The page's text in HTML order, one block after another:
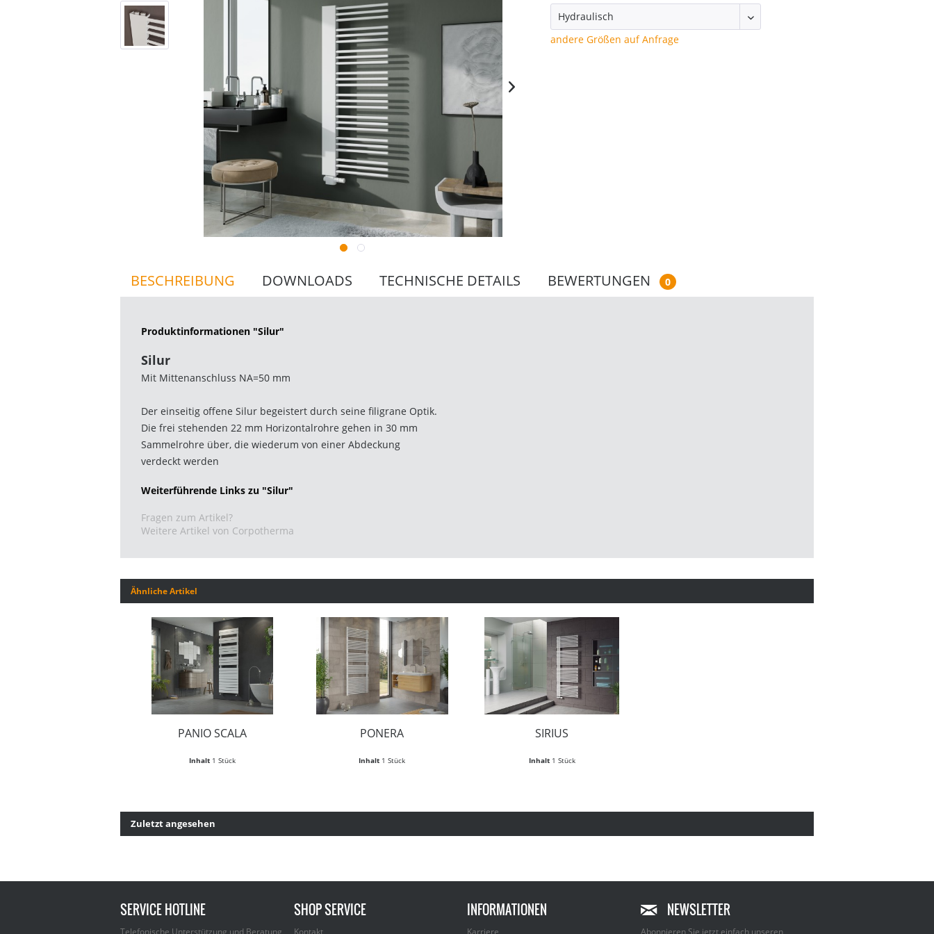
andere Größen auf Anfrage
BESCHREIBUNG DOWNLOADS TECHNISCHE DETAILS BEWERTUNGEN 0
Produktinformationen "Silur"
Silur
Mit Mittenanschluss NA=50 mm
Der einseitig offene Silur begeistert durch seine filigrane Optik.
Die frei stehenden 22 mm Horizontalrohre gehen in 30 mm
Sammelrohre über, die wiederum von einer Abdeckung
verdeckt werden
Weiterführende Links zu "Silur"
Fragen zum Artikel?
Weitere Artikel von Corpotherma
Ähnliche Artikel
PANIO SCALA
Inhalt 1 Stück
PONERA
Inhalt 1 Stück
SIRIUS
Inhalt 1 Stück
Zuletzt angesehen
SERVICE HOTLINE
Telefonische Unterstützung und Beratung
SHOP SERVICE
Kontakt
INFORMATIONEN
Karriere
NEWSLETTER
Abonnieren Sie jetzt einfach unseren